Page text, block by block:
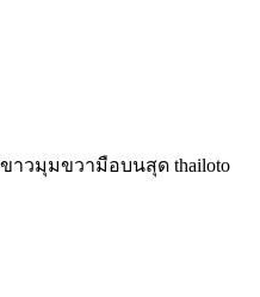
าวมุมขวามือบนสุด thailoto